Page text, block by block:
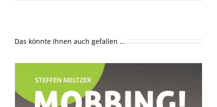
Das könnte Ihnen auch gefallen …